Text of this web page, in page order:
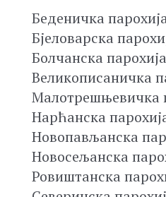
Беденичка
Бјеловарска
Болчанска парохија
Великописаничка
Малотрешњевичка
Нарћанска
Новопављанска
Новосељанска
Ровиштанска